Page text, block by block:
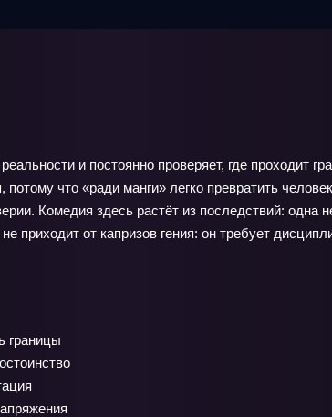
и постоянно проверяет, где проходит
что «ради манги» легко превратить
Комедия здесь растёт из последствий:
приходит от капризов гения: он требует
границы